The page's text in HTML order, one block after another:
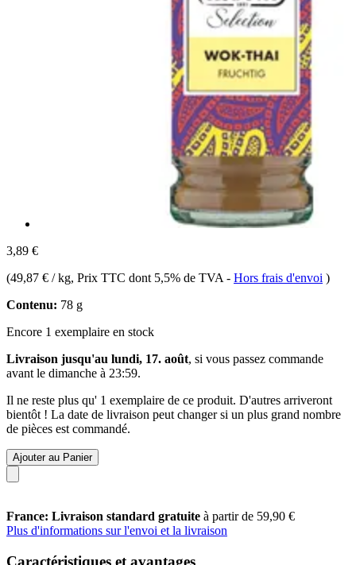
3,89 €
(49,87 € / kg, Prix TTC dont 5,5% de TVA - Hors frais d'envoi )
Contenu: 78 g
Encore 1 exemplaire en stock
Livraison jusqu'au lundi, 17. août, si vous passez commande
avant le dimanche à 23:59.
Il ne reste plus qu' 1 exemplaire de ce produit. D'autres arriveront
bientôt ! La date de livraison peut changer si un plus grand nombre
de pièces est commandé.
Ajouter au Panier
France: Livraison standard gratuite à partir de 59,90 €
Plus d'informations sur l'envoi et la livraison
Caractéristiques et avantages